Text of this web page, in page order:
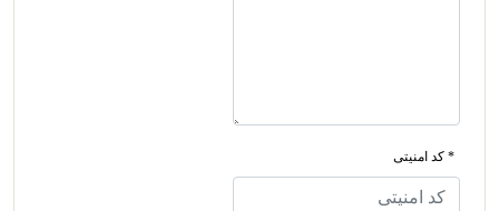
* کد امنیتی